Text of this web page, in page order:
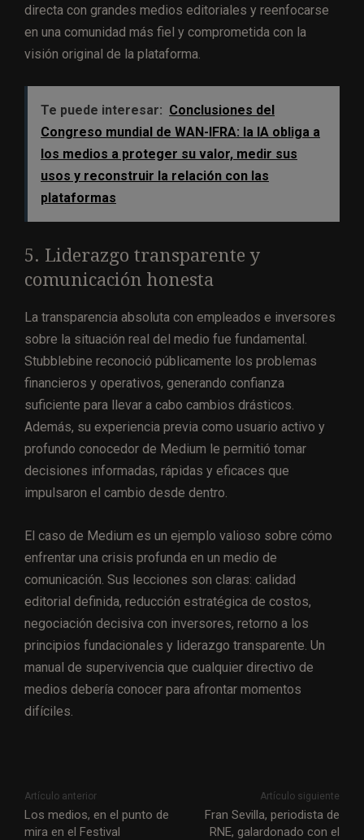
directa con grandes medios editoriales y reenfocarse
en una comunidad más fiel y comprometida con la
visión original de la plataforma.
Te puede interesar: Conclusiones del
Congreso mundial de WAN-IFRA: la IA obliga a
los medios a proteger su valor, medir sus
usos y reconstruir la relación con las
plataformas
5. Liderazgo transparente y
comunicación honesta
La transparencia absoluta con empleados e inversores
sobre la situación real del medio fue fundamental.
Stubblebine reconoció públicamente los problemas
financieros y operativos, generando confianza
suficiente para llevar a cabo cambios drásticos.
Además, su experiencia previa como usuario activo y
profundo conocedor de Medium le permitió tomar
decisiones informadas, rápidas y eficaces que
impulsaron el cambio desde dentro.
El caso de Medium es un ejemplo valioso sobre cómo
enfrentar una crisis profunda en un medio de
comunicación. Sus lecciones son claras: calidad
editorial definida, reducción estratégica de costos,
negociación decisiva con inversores, retorno a los
principios fundacionales y liderazgo transparente. Un
manual de supervivencia que cualquier directivo de
medios debería conocer para afrontar momentos
difíciles.
Artículo anterior
Los medios, en el punto de
mira en el Festival
Artículo siguiente
Fran Sevilla, periodista de
RNE, galardonado con el